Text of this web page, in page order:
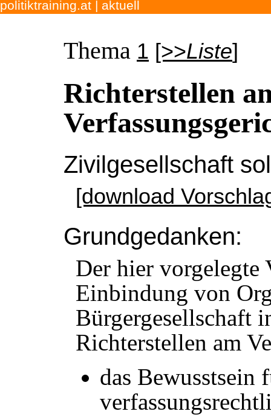
politiktraining.at | aktuell
Thema 1 [>>Liste]
Richterstellen
Zivilgesellschaft
[download
Grundgedanken:
Der hier
Einbindung von
Bürgergesellschaft
Richterstellen am
das Bewusstsein